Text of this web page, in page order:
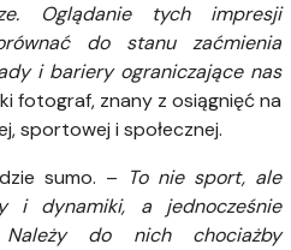
Oglądanie tych impresji
do stanu zaćmienia
i bariery ograniczające nas
fotograf, znany z osiągnięć na
sportowej i społecznej.
sumo. – To nie sport, ale
i dynamiki, a jednocześnie
Należy do nich chociażby